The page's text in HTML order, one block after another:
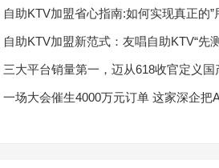
自助KTV加盟省心指南:如何实现真正的”
自助KTV加盟新范式：友唱自助KTV“先
三大平台销量第一，迈从618收官定义国
一场大会催生4000万元订单 这家深企把